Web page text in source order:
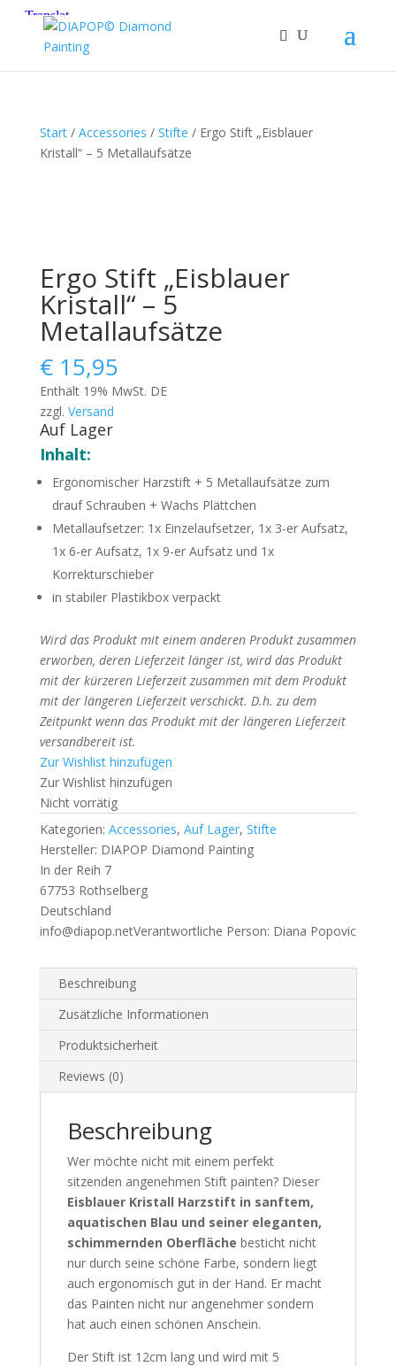
Start/ Accessories / Stifte / Ergo Stift „Eisblauer
Kristall“ – 5 Metallaufsätze
Ergo Stift „Eisblauer
Kristall“ – 5
Metallaufsätze
€15,95
Enthält 19% MwSt. DE
zzgl. Versand
Auf Lager
Inhalt:
Ergonomischer Harzstift + 5 Metallaufsätze zum
drauf Schrauben + Wachs Plättchen
Metallaufsetzer: 1x Einzelaufsetzer, 1x 3-er Aufsatz,
1x 6-er Aufsatz, 1x 9-er Aufsatz und 1x
Korrekturschieber
in stabiler Plastikbox verpackt
Wird das Produkt mit einem anderen Produkt zusammen
erworben, deren Lieferzeit länger ist, wird das Produkt
mit der kürzeren Lieferzeit zusammen mit dem Produkt
mit der längeren Lieferzeit verschickt. D.h. zu dem
Zeitpunkt wenn das Produkt mit der längeren Lieferzeit
versandbereit ist.
Zur Wishlist hinzufügen
Zur Wishlist hinzufügen
Nicht vorrätig
Kategorien: Accessories, Auf Lager, Stifte
Hersteller: DIAPOP Diamond Painting
In der Reih 7
67753 Rothselberg
Deutschland
info@diapop.netVerantwortliche Person: Diana Popovic
Beschreibung
Zusätzliche Informationen
Produktsicherheit
Reviews (0)
Beschreibung
Wer möchte nicht mit einem perfekt
sitzenden angenehmen Stift painten? Dieser
Eisblauer Kristall Harzstift in sanftem,
aquatischen Blau und seiner eleganten,
schimmernden Oberfläche besticht nicht
nur durch seine schöne Farbe, sondern liegt
auch ergonomisch gut in der Hand. Er macht
das Painten nicht nur angenehmer sondern
hat auch einen schönen Anschein.
Der Stift ist 12cm lang und wird mit 5